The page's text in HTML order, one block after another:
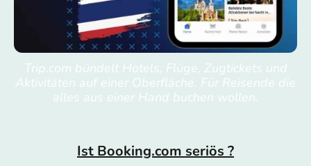
Trip.com bündelt Hotels, Flüge, Zugtickets und
Aktivitäten auf einer Oberfläche. Für Reisende die
alles aus einer Hand buchen wollen.
Ist Booking.com seriös ?